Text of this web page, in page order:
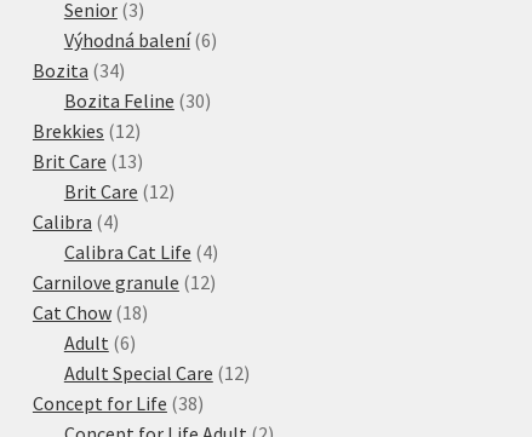
produkty
Senior 33
produkty
Výhodná balení 66
Bozita 3434
produktů
Bozita Feline 3030
Brekkies 1212
produktů
Brit Care 1313
produktů
Brit Care 1212
Calibra 44
produkty
Calibra Cat Life 44
produkty
Carnilove granule 1212
Cat Chow 1818
Adult 66
produktů
Adult Special Care 1212
Concept for Life 3838